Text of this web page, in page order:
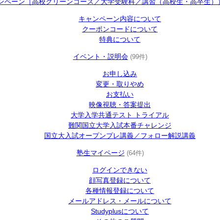
キャンペーン内容について
クーポンコードについて
特典について
イベント・説明会 (99件)
お申し込み
変更・取りやめ
お支払い
映像視聴・答案提出
大学入学共通テスト トライアル
難関国立大学入試本番チャレンジ
国立大入試オープンプレ講義／フォロー解説講義
塾生マイページ (64件)
ログインできない
顔写真登録について
各種情報登録について
メールアドレス・メールについて
Studyplusについて